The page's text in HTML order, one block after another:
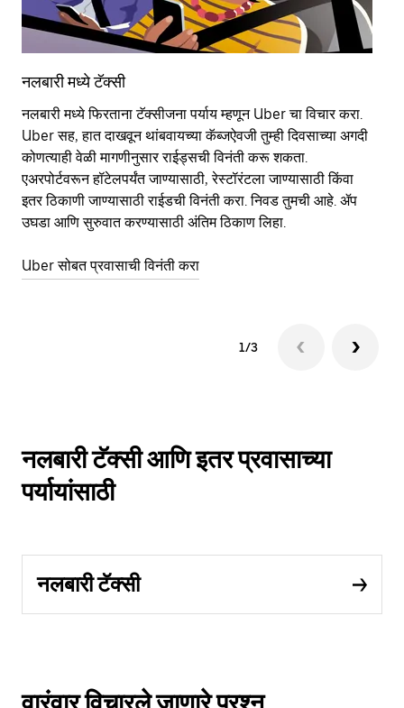
नलबारी मध्ये टॅक्सी
नलबारी मध्ये फिरताना टॅक्सीजना पर्याय म्हणून Uber चा विचार करा.
Uber सह, हात दाखवून थांबवायच्या कॅब्जऐवजी तुम्ही दिवसाच्या अगदी
कोणत्याही वेळी मागणीनुसार राईड्सची विनंती करू शकता.
एअरपोर्टवरून हॉटेलपर्यंत जाण्यासाठी, रेस्टॉरंटला जाण्यासाठी किंवा
इतर‍ ठिकाणी जाण्यासाठी राईडची विनंती करा. निवड तुमची आहे. ॲप
उघडा आणि सुरुवात करण्यासाठी अंतिम ठिकाण लिहा.
Uber सोबत प्रवासाची विनंती करा
1/3
नलबारी टॅक्सी आणि इतर प्रवासाच्या
पर्यायांसाठी
नलबारी टॅक्सी